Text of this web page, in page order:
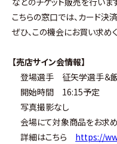
こちらの窓口では、カード決
ぜひ、この機会にお買い求め
【売店サイン会情報】
登場選手 征矢学選手＆
開始時間 16:15予定
写真撮影なし
会場にて対象商品をお求め
詳細はこちら https://